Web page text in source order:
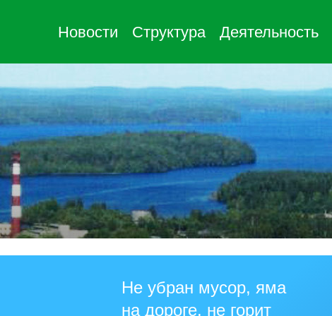
Новости Структура Деятельность
Не убран мусор, яма
на дороге, не горит